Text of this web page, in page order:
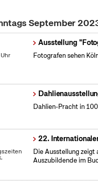
September
Ausstellung
Fotografen sehen
Dahlien-Pracht in
22.
Die Ausstellung
Auszubildende im